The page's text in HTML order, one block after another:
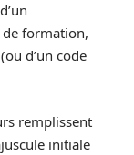
formation,
d’un code
remplissent
initiale